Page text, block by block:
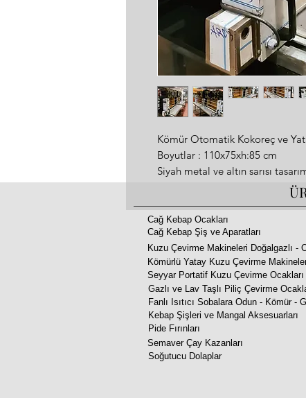
Kömür Otomatik Kokoreç ve
Boyutlar : 110x75xh:85 cm
Siyah metal ve altın sarısı
Motor : 220-230v 26W 50hz 37/
dakikada 2 tur
Cağ Kebap Ocakları
Cağ Kebap Şiş ve Aparatları
Kuzu Çevirme Makineleri Doğalgazlı -
Kömürlü Yatay Kuzu Çevirme
Seyyar Portatif Kuzu Çevirme Ocakları
Gazlı ve Lav Taşlı Piliç Çevirme
Fanlı Isıtıcı Sobalara Odun - Kömür -
Kebap Şişleri ve Mangal Aksesuarları
Pide Fırınları
Semaver Çay Kazanları
Soğutucu Dolaplar